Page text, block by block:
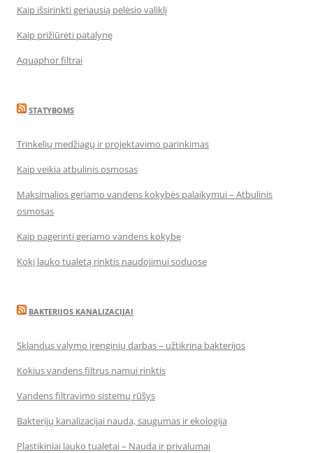
Kaip išsirinkti geriausią pelėsio valiklį
Kaip prižiūrėti patalynę
Aquaphor filtrai
STATYBOMS
Trinkelių medžiagų ir projektavimo parinkimas
Kaip veikia atbulinis osmosas
Maksimalios geriamo vandens kokybės palaikymui – Atbulinis
osmosas
Kaip pagerinti geriamo vandens kokybę
Kokį lauko tualetą rinktis naudojimui soduose
BAKTERIJOS KANALIZACIJAI
Sklandus valymo įrenginių darbas – užtikrina bakterijos
Kokius vandens filtrus namui rinktis
Vandens filtravimo sistemų rūšys
Bakterijų kanalizacijai nauda, saugumas ir ekologija
Plastikiniai lauko tualetai – Nauda ir privalumai